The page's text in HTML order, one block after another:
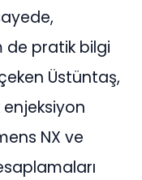
de pratik bilgi
Üstüntaş,
enjeksiyon
NX ve